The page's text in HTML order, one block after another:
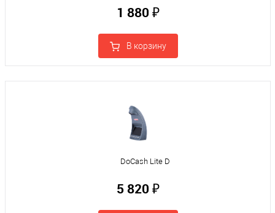
1 880 ₽
В корзину
DoCash Lite D
5 820 ₽